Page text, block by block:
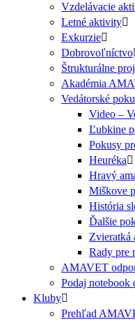
Vzdelávacie
Letné aktivity
Exkurzie
Dobrovoľníctvo
Štrukturálne
Akadémia
Vedátorské
Video –
Ľubkine
Pokusy
Heuréka
Hravý
Miškove
História
Ďalšie
Zvieratká
Rady pre
AMAVET
Podaj notebook
Kluby
Prehľad